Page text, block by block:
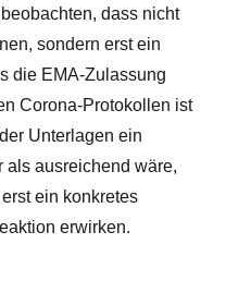
beobachten, dass nicht
sondern erst ein
die EMA-Zulassung
Corona-Protokollen ist
Unterlagen ein
als ausreichend wäre,
ein konkretes
erwirken.